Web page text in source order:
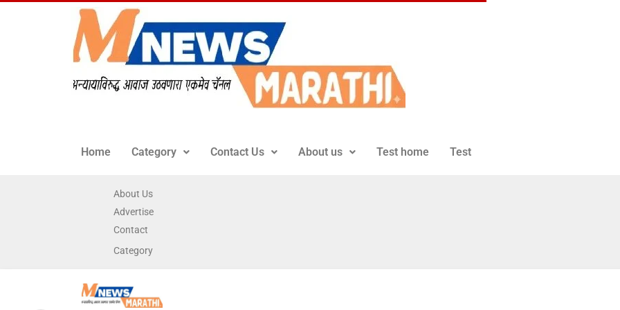
Home Category Contact Us About us Test home Test
About Us
Advertise
Contact
Category